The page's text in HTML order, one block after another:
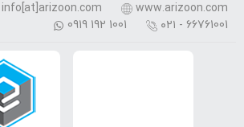
www.arizoon.com
info[at]arizoon.com
۰۲۱ - 66761001
0919 192 1001